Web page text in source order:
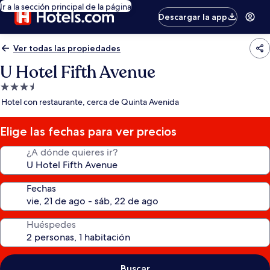
Ir a la sección principal de la página
Descargar la app
Ver todas las propiedades
U Hotel Fifth Avenue
Propiedad
de
estrellas
Hotel con restaurante, cerca de Quinta Avenida
Elige las fechas para ver precios
¿A dónde quieres ir?
Fechas
Huéspedes